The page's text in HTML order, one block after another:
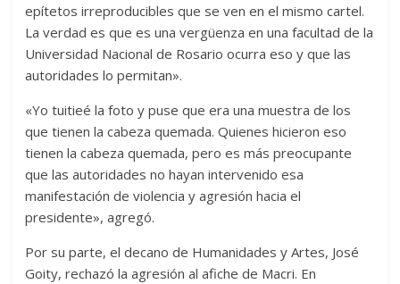
epítetos irreproducibles que se ven en el mismo cartel.
La verdad es que es una vergüenza en una facultad de la
Universidad Nacional de Rosario ocurra eso y que las
autoridades lo permitan».
«Yo tuitieé la foto y puse que era una muestra de los
que tienen la cabeza quemada. Quienes hicieron eso
tienen la cabeza quemada, pero es más preocupante
que las autoridades no hayan intervenido esa
manifestación de violencia y agresión hacia el
presidente», agregó.
Por su parte, el decano de Humanidades y Artes, José
Goity, rechazó la agresión al afiche de Macri. En